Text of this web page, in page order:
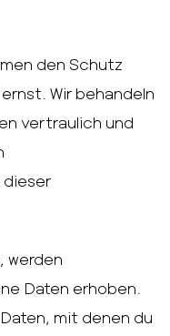
den Schutz
Wir behandeln
vertraulich und
dieser
werden
Daten erhoben.
mit denen du